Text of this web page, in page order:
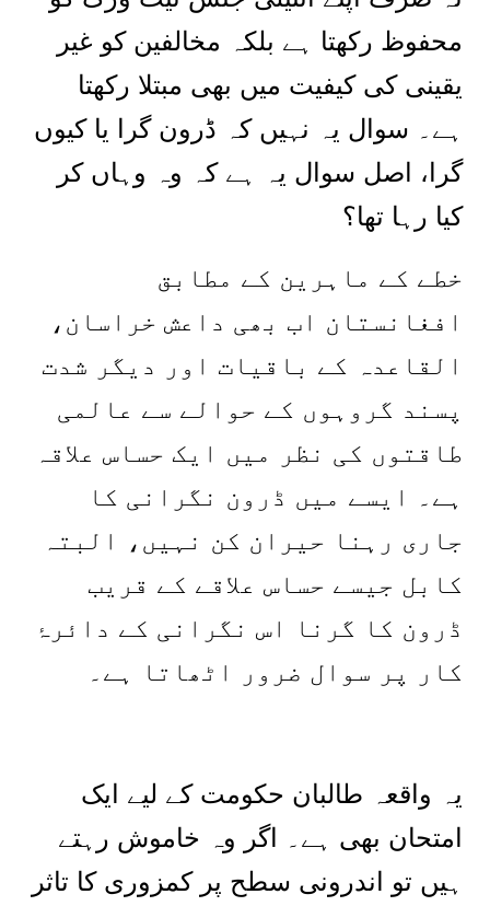
محفوظ رکھتا ہے بلکہ مخالفین کو غیر
یقینی کی کیفیت میں بھی مبتلا رکھتا
ہے۔ سوال یہ نہیں کہ ڈرون گرا یا کیوں
گرا، اصل سوال یہ ہے کہ وہ وہاں کر
کیا رہا تھا؟
خطے کے ماہرین کے مطابق
افغانستان اب بھی داعش خراسان،
القاعدہ کے باقیات اور دیگر شدت
پسند گروہوں کے حوالے سے عالمی
طاقتوں کی نظر میں ایک حساس علاقہ
ہے۔ ایسے میں ڈرون نگرانی کا
جاری رہنا حیران کن نہیں، البتہ
کابل جیسے حساس علاقے کے قریب
ڈرون کا گرنا اس نگرانی کے دائرۂ
کار پر سوال ضرور اٹھاتا ہے۔
یہ واقعہ طالبان حکومت کے لیے ایک
امتحان بھی ہے۔ اگر وہ خاموش رہتے
ہیں تو اندرونی سطح پر کمزوری کا تاثر